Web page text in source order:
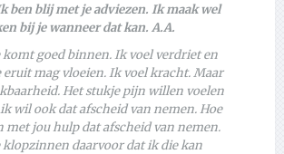
ben blij met je adviezen. Ik maak wel
bij je wanneer dat kan. A.A.
komt goed binnen. Ik voel verdriet en
eruit mag vloeien. Ik voel kracht. Maar
Het stukje pijn willen voelen
wil ook dat afscheid van nemen. Hoe
met jou hulp dat afscheid van nemen.
klopzinnen daarvoor dat ik die kan